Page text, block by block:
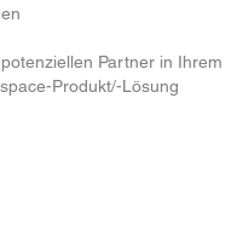
Partner in Ihrem
Produkt/-Lösung